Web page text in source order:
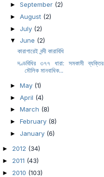
► September (2)
► August (2)
► July (2)
▼ June (2)
কারাগারেই বন্দী কারাবিধি
দণ্ডবিধির ৩৭৭ ধারা: সমকামী ব্যক্তির
মৌলিক মানবাধিক...
► May (1)
► April (4)
► March (8)
► February (8)
► January (6)
► 2012 (34)
► 2011 (43)
► 2010 (103)